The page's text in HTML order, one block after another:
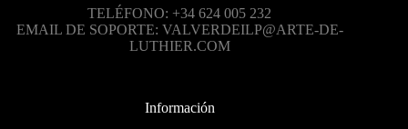
TELÉFONO: +34 624 005 232
EMAIL DE SOPORTE: VALVERDEILP@ARTE-DE-
LUTHIER.COM
Información